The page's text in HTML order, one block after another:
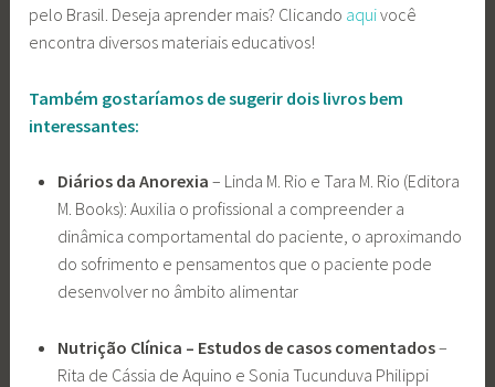
pelo Brasil. Deseja aprender mais? Clicando aquivocê
encontra diversos materiais educativos!
Também gostaríamos de sugerir dois livros bem
interessantes:
Diários da Anorexia – Linda M. Rio e Tara M. Rio (Editora
M. Books): Auxilia o profissional a compreender a
dinâmica comportamental do paciente, o aproximando
do sofrimento e pensamentos que o paciente pode
desenvolver no âmbito alimentar
Nutrição Clínica – Estudos de casos comentados–
Rita de Cássia de Aquino e Sonia Tucunduva Philippi